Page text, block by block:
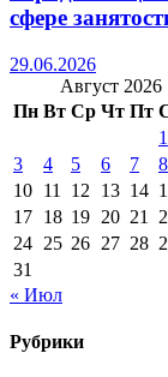
сфере
29.06.2026
Август 2026
Пн Вт Ср Чт Пт
1
3
4 5 6 7 8
10 11 12 13 14
17 18 19 20 21
24 25 26 27 28
31
« Июл
Рубрики